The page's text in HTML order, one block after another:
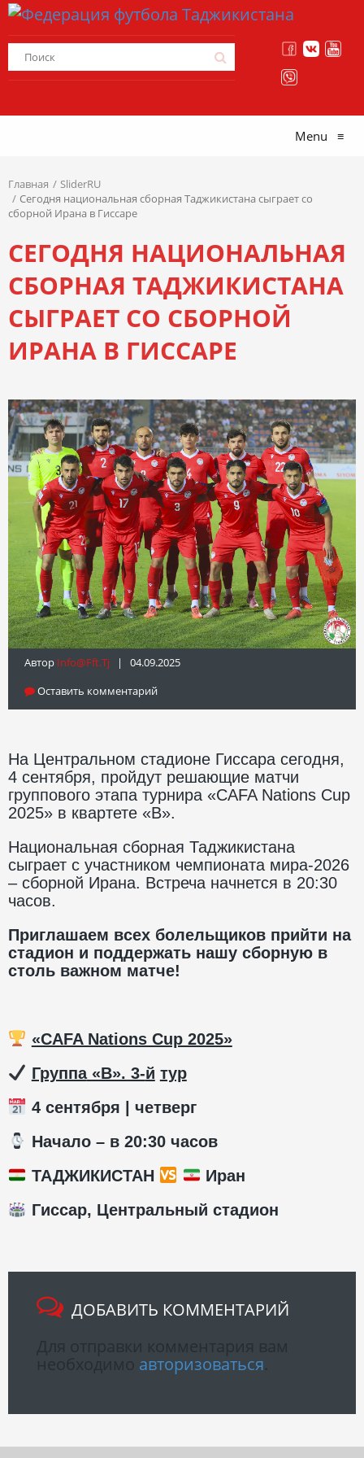
Menu ≡
Главная
SliderRU
Сегодня национальная сборная Таджикистана сыграет со
сборной Ирана в Гиссаре
СЕГОДНЯ НАЦИОНАЛЬНАЯ
СБОРНАЯ ТАДЖИКИСТАНА
СЫГРАЕТ СО СБОРНОЙ
ИРАНА В ГИССАРЕ
Автор Info@fft.tj | 04.09.2025
Оставить комментарий
На Центральном стадионе Гиссара сегодня,
4 сентября, пройдут решающие матчи
группового этапа турнира «CAFA Nations Cup
2025» в квартете «В».
Национальная сборная Таджикистана
сыграет с участником чемпионата мира-2026
– сборной Ирана. Встреча начнется в 20:30
часов.
Приглашаем всех болельщиков прийти на
стадион и поддержать нашу сборную в
столь важном матче!
«CAFA Nations Cup 2025»
Группа«B». 3-й тур
4 сентября | четверг
️ Начало – в 20:30 часов
ТАДЖИКИСТАН
Иран
Гиссар, Центральный стадион
ДОБАВИТЬ КОММЕНТАРИЙ
авторизоваться